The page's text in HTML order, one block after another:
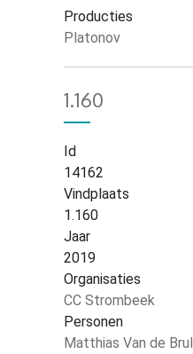
Producties
Platonov
1.160
Id
14162
Vindplaats
1.160
Jaar
2019
Organisaties
CC Strombeek
Personen
Matthias Van de Brul